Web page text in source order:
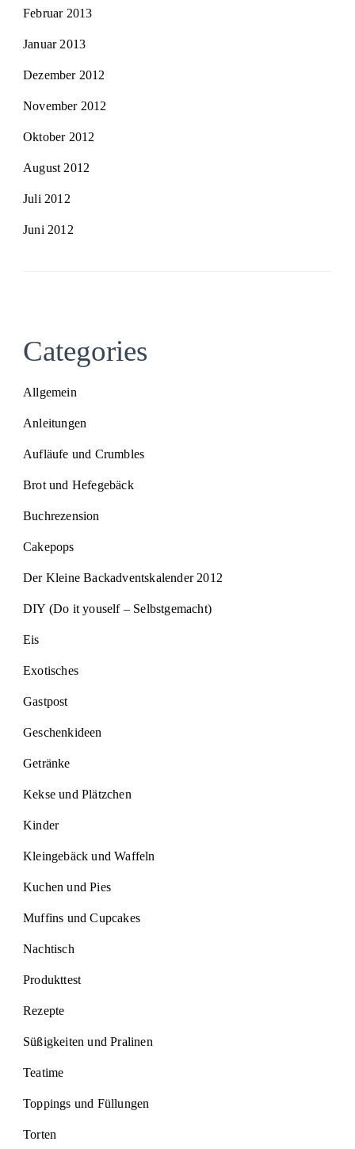
Februar 2013
Januar 2013
Dezember 2012
November 2012
Oktober 2012
August 2012
Juli 2012
Juni 2012
Categories
Allgemein
Anleitungen
Aufläufe und Crumbles
Brot und Hefegebäck
Buchrezension
Cakepops
Der Kleine Backadventskalender 2012
DIY (Do it youself – Selbstgemacht)
Eis
Exotisches
Gastpost
Geschenkideen
Getränke
Kekse und Plätzchen
Kinder
Kleingebäck und Waffeln
Kuchen und Pies
Muffins und Cupcakes
Nachtisch
Produkttest
Rezepte
Süßigkeiten und Pralinen
Teatime
Toppings und Füllungen
Torten